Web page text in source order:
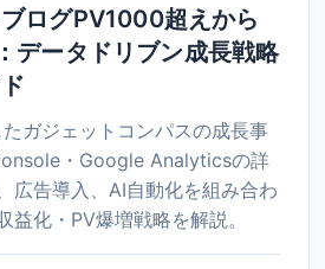
ログPV1000超えから
データドリブン成長戦略
ガジェットコンパスの成長事
・Google Analyticsの詳
広告導入、AI自動化を組み合わ
益化・PV爆増戦略を解説。